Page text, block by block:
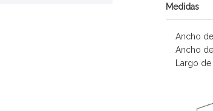
Medidas
Ancho
Ancho
Largo